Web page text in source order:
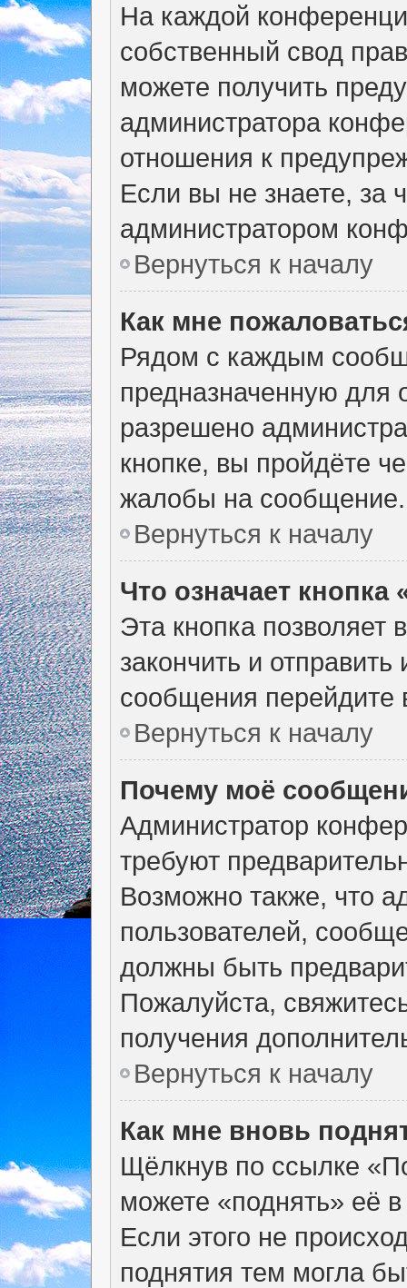
На каждой
собственный свод
можете получить
администратора
отношения к
Если вы не знаете, за
администратором
Вернуться к началу
Как мне
Рядом с каждым
предназначенную для
разрешено
кнопке, вы пройдёте
жалобы на сообщение.
Вернуться к началу
Что означает
Эта кнопка позволяет
закончить и
сообщения перейдите
Вернуться к началу
Почему моё
Администратор
требуют
Возможно также, что
пользователей,
должны быть
Пожалуйста,
получения
Вернуться к началу
Как мне вновь
Щёлкнув по ссылке
можете «поднять» её
Если этого не
поднятия тем могла